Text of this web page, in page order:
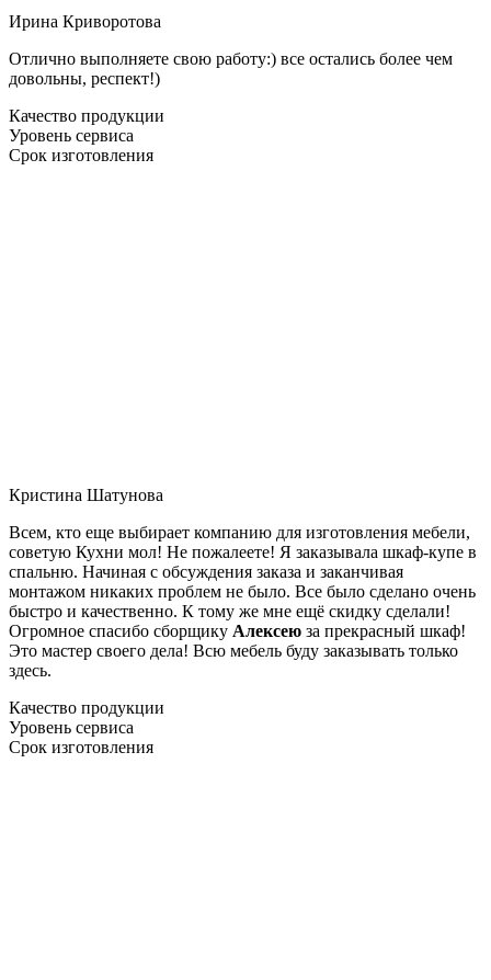
Ирина Криворотова
Отлично выполняете свою работу:) все остались более чем
довольны, респект!)
Качество продукции
Уровень сервиса
Срок изготовления
Кристина Шатунова
Всем, кто еще выбирает компанию для изготовления мебели,
советую Кухни мол! Не пожалеете! Я заказывала шкаф-купе в
спальню. Начиная с обсуждения заказа и заканчивая
монтажом никаких проблем не было. Все было сделано очень
быстро и качественно. К тому же мне ещё скидку сделали!
Огромное спасибо сборщику Алексею за прекрасный шкаф!
Это мастер своего дела! Всю мебель буду заказывать только
здесь.
Качество продукции
Уровень сервиса
Срок изготовления